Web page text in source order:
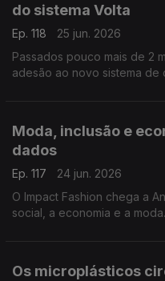
do sistema Volta
Ep. 118
25 jun. 2026
Passados pouco mais de 2
adesão ao novo sistema
Moda, inclusão e
dados
Ep. 117
24 jun. 2026
O Impact Fashion chega a
social, a economia e a
Os microplásticos